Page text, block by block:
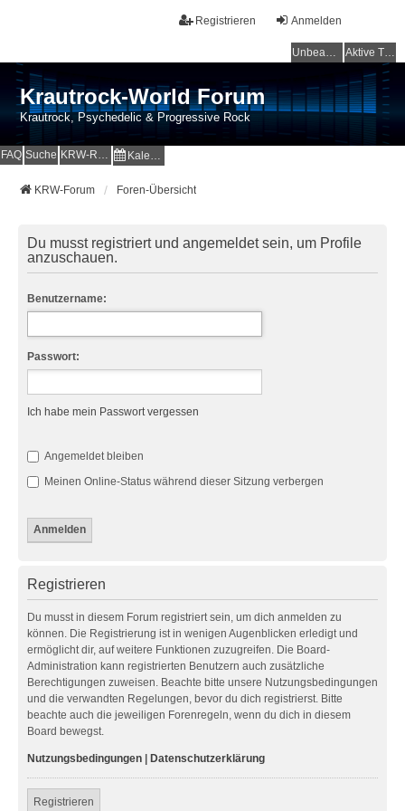
Anmelden
Registrieren
Unbeantwortete Themen Aktive Themen
Krautrock-World Forum
Krautrock, Psychedelic & Progressive Rock
FAQ Suche KRW-Radio Kalender
KRW-Forum Foren-Übersicht
Du musst registriert und angemeldet sein, um Profile
anzuschauen.
Benutzername:
Passwort:
Ich habe mein Passwort vergessen
Angemeldet bleiben
Meinen Online-Status während dieser Sitzung verbergen
Registrieren
Du musst in diesem Forum registriert sein, um dich anmelden zu
können. Die Registrierung ist in wenigen Augenblicken erledigt und
ermöglicht dir, auf weitere Funktionen zuzugreifen. Die Board-
Administration kann registrierten Benutzern auch zusätzliche
Berechtigungen zuweisen. Beachte bitte unsere Nutzungsbedingungen
und die verwandten Regelungen, bevor du dich registrierst. Bitte
beachte auch die jeweiligen Forenregeln, wenn du dich in diesem
Board bewegst.
Nutzungsbedingungen | Datenschutzerklärung
Registrieren